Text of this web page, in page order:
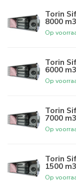
Torin
8000
Op
Torin
6000
Op
Torin
7000
Op
Torin
1500
Op